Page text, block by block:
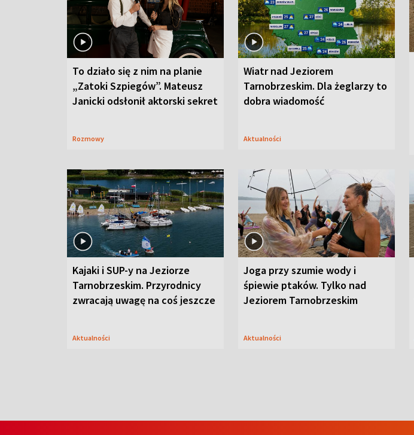
To działo się z nim na planie
„Zatoki Szpiegów”. Mateusz
Janicki odsłonił aktorski sekret
Rozmowy
Wiatr nad Jeziorem
Tarnobrzeskim. Dla żeglarzy to
dobra wiadomość
Aktualności
Kajaki i SUP-y na Jeziorze
Tarnobrzeskim. Przyrodnicy
zwracają uwagę na coś jeszcze
Aktualności
Joga przy szumie wody i
śpiewie ptaków. Tylko nad
Jeziorem Tarnobrzeskim
Aktualności